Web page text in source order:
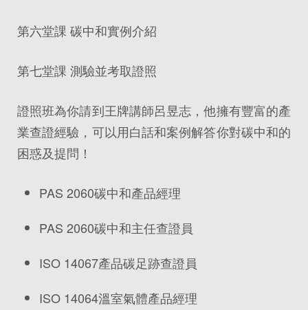
第六堂課 碳中和實例介紹
第七堂課 測驗並考取證照
證照班為你請到王牌講師呂昱志，他擁有豐富的產
業查證經驗，可以用白話和案例解答你對碳中和的
困惑及提問！
PAS 2060碳中和產品經理
PAS 2060碳中和主任查證員
ISO 14067產品碳足跡查證員
ISO 14064溫室氣體產品經理